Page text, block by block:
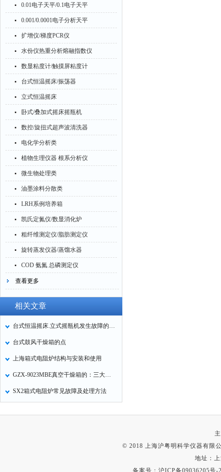
0.01电子天平/0.1电子天平
0.001/0.0001电子分析天平
扩增仪/梯度PCR仪
水份仪热重分析熔融指数仪
数显粘度计/触摸屏粘度计
台式恒温摇床/振荡器
立式恒温摇床
卧式/叠加式摇床摇瓶机
数控/旋扭式超声波清洗器
电化学分析类
植物生理仪器 根系分析仪
微生物处理类
油墨涂料分散类
LRH系例培养箱
凯氏定氮仪/数显消化炉
粗纤维测定仪/脂肪测定仪
旋转蒸发仪器/蒸馏水器
COD 氨氮 总磷测定仪
查看更多
相关文章
台式恒温摇床.立式摇瓶机发生故障的原因分析
台式鼓风干燥箱的点
上海箱式电阻炉结构与安装和使用
GZX-9023MBE真空干燥箱的：三大色及势
SX2箱式电阻炉常见故障及处理方法
© 2018 上海沪粤明科学仪器有限
地址：
备案号：沪ICP备09036205号-